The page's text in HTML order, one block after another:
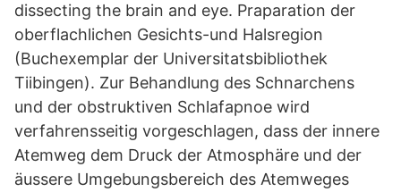
dissecting the brain and eye. Praparation der
oberflachlichen Gesichts-und Halsregion
(Buchexemplar der Universitatsbibliothek
Tiibingen). Zur Behandlung des Schnarchens
und der obstruktiven Schlafapnoe wird
verfahrensseitig vorgeschlagen, dass der innere
Atemweg dem Druck der Atmosphäre und der
äussere Umgebungsbereich des Atemweges